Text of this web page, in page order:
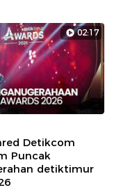
02:17
Detikcom
Puncak
detiktimur